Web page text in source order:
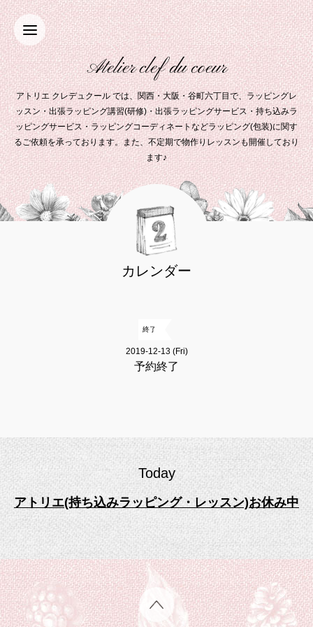
Atelier clef du coeur
アトリエ クレデュクール では、関西・大阪・谷町六丁目で、ラッピングレ
ッスン・出張ラッピング講習(研修)・出張ラッピングサービス・持ち込みラ
ッピングサービス・ラッピングコーディネートなどラッピング(包装)に関す
るご依頼を承っております。また、不定期で物作りレッスンも開催しており
ます♪
カレンダー
終了
2019-12-13 (Fri)
予約終了
Today
アトリエ(持ち込みラッピング・レッスン)お休み中